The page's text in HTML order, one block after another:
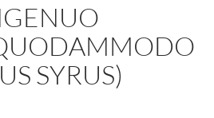
SYRUS)